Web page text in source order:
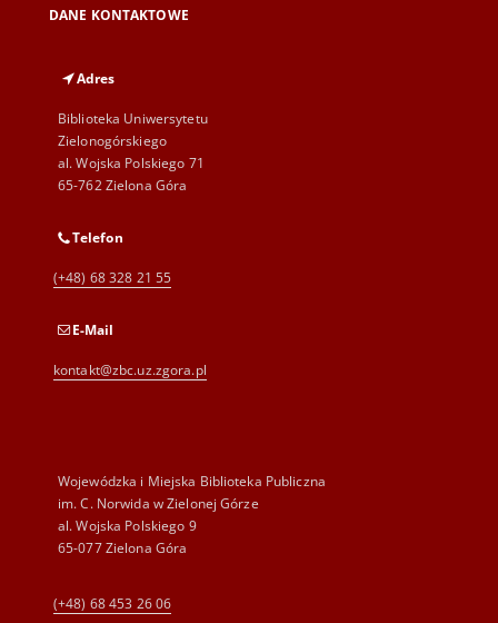
DANE KONTAKTOWE
Adres
Biblioteka Uniwersytetu
Zielonogórskiego
al. Wojska Polskiego 71
65-762 Zielona Góra
Telefon
(+48) 68 328 21 55
E-Mail
kontakt@zbc.uz.zgora.pl
Wojewódzka i Miejska Biblioteka Publiczna
im. C. Norwida w Zielonej Górze
al. Wojska Polskiego 9
65-077 Zielona Góra
(+48) 68 453 26 06